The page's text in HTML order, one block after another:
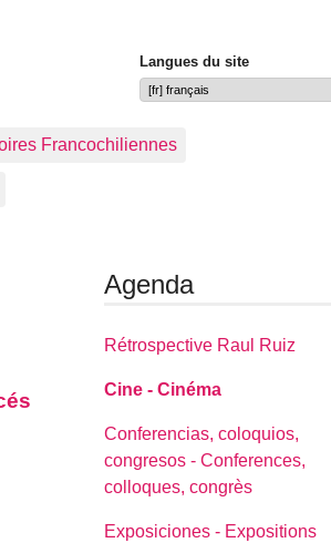
Langues du site
Francochiliennes
Agenda
Rétrospective Raul Ruiz
Cine - Cinéma
Conferencias, coloquios,
congresos - Conferences,
colloques, congrès
Exposiciones - Expositions